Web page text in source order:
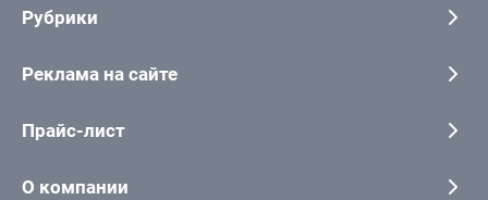
Рубрики
Реклама на сайте
Прайс-лист
О компании